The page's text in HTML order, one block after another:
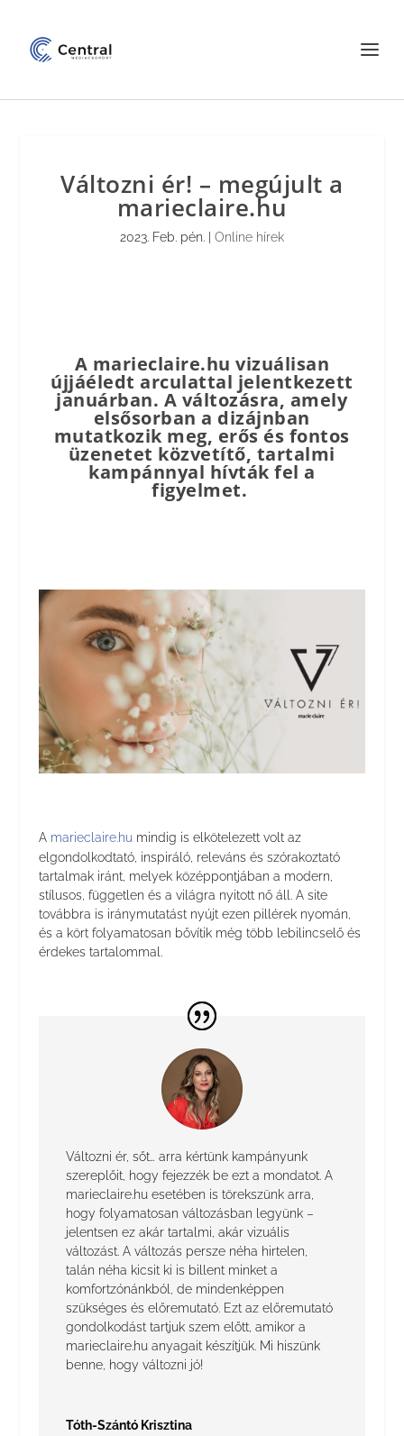
Változni ér! – megújult a
marieclaire.hu
2023. Feb. pén. Online hírek
A marieclaire.hu vizuálisan
újjáéledt arculattal jelentkezett
januárban. A változásra, amely
elsősorban a dizájnban
mutatkozik meg, erős és fontos
üzenetet közvetítő, tartalmi
kampánnyal hívták fel a
figyelmet.
A marieclaire.hu mindig is elkötelezett volt az
elgondolkodtató, inspiráló, releváns és szórakoztató
tartalmak iránt, melyek középpontjában a modern,
stílusos, független és a világra nyitott nő áll. A site
továbbra is iránymutatást nyújt ezen pillérek nyomán,
és a kört folyamatosan bővítik még több lebilincselő és
érdekes tartalommal.
Változni ér, sőt… arra kértünk kampányunk
szereplőit, hogy fejezzék be ezt a mondatot. A
marieclaire.hu esetében is törekszünk arra,
hogy folyamatosan változásban legyünk –
jelentsen ez akár tartalmi, akár vizuális
változást. A változás persze néha hirtelen,
talán néha kicsit ki is billent minket a
komfortzónánkból, de mindenképpen
szükséges és előremutató. Ezt az előremutató
gondolkodást tartjuk szem előtt, amikor a
marieclaire.hu anyagait készítjük. Mi hiszünk
benne, hogy változni jó!
Tóth-Szántó Krisztina